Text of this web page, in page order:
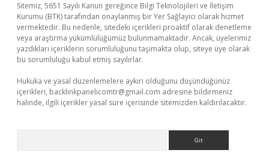
Sitemiz, 5651 Sayılı Kanun gereğince Bilgi Teknolojileri ve İletişim
Kurumu (BTK) tarafından onaylanmış bir Yer Sağlayıcı olarak hizmet
vermektedir. Bu nedenle, sitedeki içerikleri proaktif olarak denetleme
veya araştırma yükümlülüğümüz bulunmamaktadır. Ancak, üyelerimiz
yazdıkları içeriklerin sorumluluğunu taşımakta olup, siteye üye olarak
bu sorumluluğu kabul etmiş sayılırlar.
Hukuka ve yasal düzenlemelere aykırı olduğunu düşündüğünüz
içerikleri, backlinkpanelicomtr@gmail.com adresine bildirmeniz
halinde, ilgili içerikler yasal süre içerisinde sitemizden kaldırılacaktır.